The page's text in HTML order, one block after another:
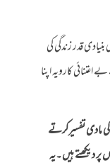
قدر زندگی کی
کارویہ اپنا
مادی تفسیرکرتے
دیکھتے ہیں ۔یہ